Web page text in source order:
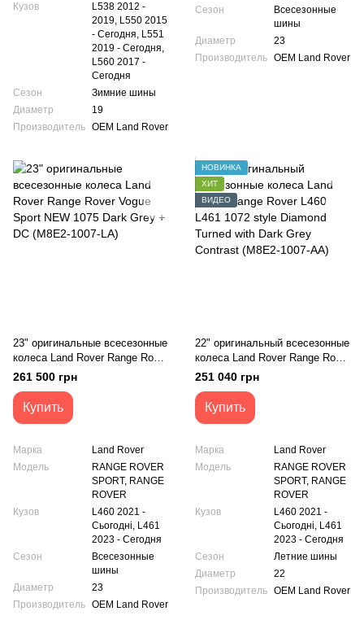
Кузов
L538 2012 -
2019, L550 2015
- Сегодня, L551
2019 - Сегодня,
L560 2017 -
Сегодня
Сезон
Зимние шины
Диаметр
19
Производитель OEM Land Rover
Сезон
Всесезонные
шины
Диаметр
23
Производитель OEM Land Rover
23" оригинальные всесезонные
колеса Land Rover Range Rover
Vogue Sport NEW 1075 Dark
Grey + DC (M8E2-1007-LA)
261 500 грн
Купить
Марка
Land Rover
Модель
RANGE ROVER
SPORT, RANGE
ROVER
Кузов
L460 2021 -
Сьогодні, L461
2023 - Сегодня
Сезон
Всесезонные
шины
Диаметр
23
Производитель OEM Land Rover
НОВИНКА
ХИТ
ВИДЕО
22" оригинальный всесезонные
колеса Land Rover Range Rover
L460 L461 1072 style Diamond
Turned with Dark Grey Contrast
(M8E2-1007-АА)
251 040 грн
Купить
Марка
Land Rover
Модель
RANGE ROVER
SPORT, RANGE
ROVER
Кузов
L460 2021 -
Сьогодні, L461
2023 - Сегодня
Сезон
Летние шины
Диаметр
22
Производитель OEM Land Rover